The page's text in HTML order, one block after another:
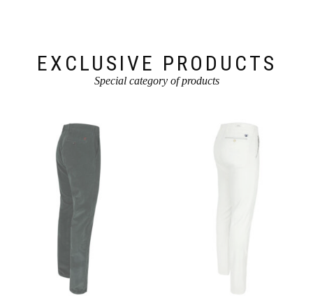
werden
EXCLUSIVE PRODUCTS
Special category of products